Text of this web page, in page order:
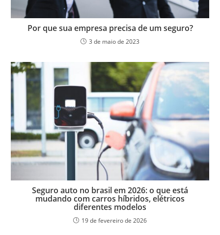
Por que sua empresa precisa de um seguro?
3 de maio de 2023
Seguro auto no brasil em 2026: o que está
mudando com carros híbridos, elétricos
diferentes modelos
19 de fevereiro de 2026